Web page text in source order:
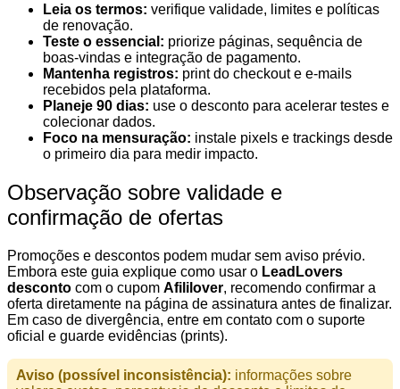
Leia os termos: verifique validade, limites e políticas
de renovação.
Teste o essencial: priorize páginas, sequência de
boas-vindas e integração de pagamento.
Mantenha registros: print do checkout e e-mails
recebidos pela plataforma.
Planeje 90 dias: use o desconto para acelerar testes e
colecionar dados.
Foco na mensuração: instale pixels e trackings desde
o primeiro dia para medir impacto.
Observação sobre validade e
confirmação de ofertas
Promoções e descontos podem mudar sem aviso prévio.
Embora este guia explique como usar o LeadLovers
desconto com o cupom Afililover, recomendo confirmar a
oferta diretamente na página de assinatura antes de finalizar.
Em caso de divergência, entre em contato com o suporte
oficial e guarde evidências (prints).
Aviso (possível inconsistência): informações sobre